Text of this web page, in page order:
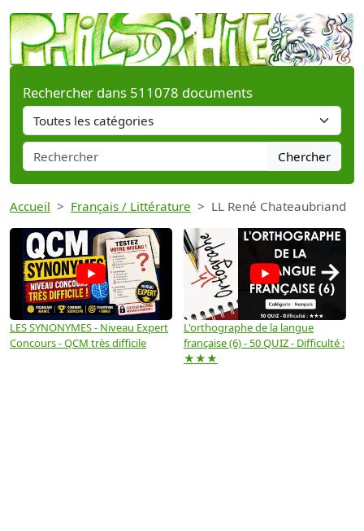
Rechercher dans 511078 documents
Chercher
Accueil Français / Littérature LL René Chateaubriand
LES SYNONYMES - Niveau Expert
Concours - QCM très difficile
L'orthographe de la langue
française (6) - 50 QUIZ - Difficulté :
★★★
→